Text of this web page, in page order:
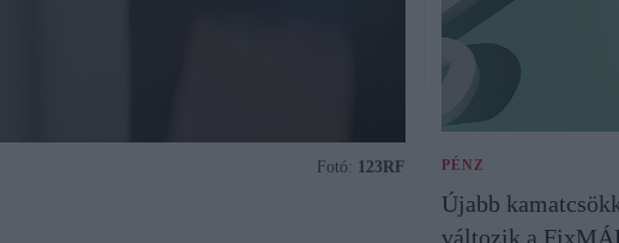
Fotó: 123RF PÉNZ
Újabb
változik a